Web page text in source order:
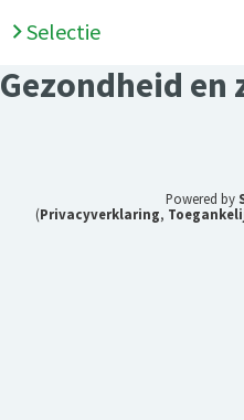
Selectie
Gezondheid en
Powered by
(Privacyverklaring,